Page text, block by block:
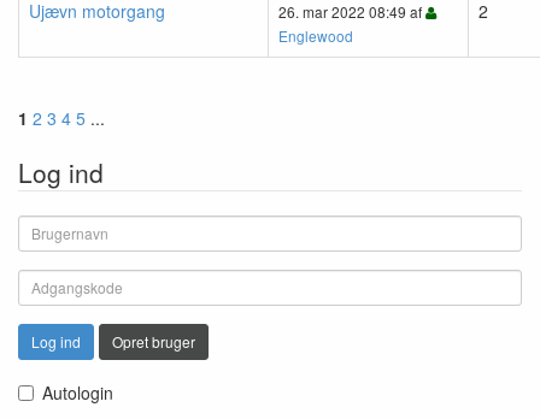
Ujævn motorgang
26. mar 2022 08:49 af
Englewood
2
1 2 3 4 5 ...
Log ind
Log ind Opret bruger
Autologin